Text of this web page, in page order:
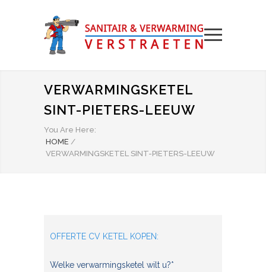
VERWARMINGSKETEL
SINT-PIETERS-LEEUW
You Are Here:
HOME /
VERWARMINGSKETEL SINT-PIETERS-LEEUW
OFFERTE CV KETEL KOPEN:
Welke verwarmingsketel wilt u?*